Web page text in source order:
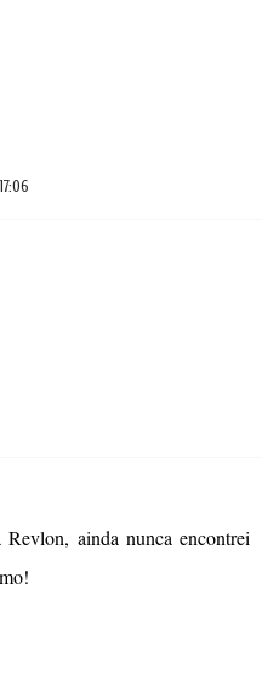
ainda nunca encontrei